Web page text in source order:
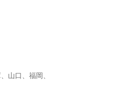
山口、福岡、